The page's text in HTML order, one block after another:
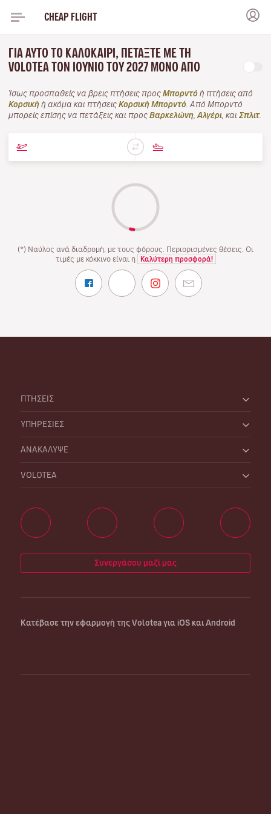
CHEAP FLIGHT
ΓΙΑ ΑΥΤΌ ΤΟ ΚΑΛΟΚΑΊΡΙ, ΠΕΤΆΞΤΕ ΜΕ ΤΗ
VOLOTEA ΤΟΝ ΙΟΎΝΙΟ ΤΟΥ 2027 ΜΌΝΟ ΑΠΌ
Ίσως προσπαθείς να βρεις πτήσεις προς Μπορντό ή πτήσεις από
Κορσική ή ακόμα και πτήσεις Κορσική Μπορντό . Από Μπορντό
μπορείς επίσης να πετάξεις και προς Βαρκελώνη Αλγέρι , και Σπλιτ.
(*) Ναύλος ανά διαδρομή, με τους φόρους. Περιορισμένες θέσεις. Οι
τιμές με κόκκινο είναι η
Καλύτερη προσφορά!
ΠΤΗΣΕΙΣ
ΥΠΗΡΕΣΙΕΣ
ΑΝΑΚΑΛΥΨΕ
VOLOTEA
Συνεργάσου μαζί μας
Κατέβασε την εφαρμογή της Volotea για iOS και Android